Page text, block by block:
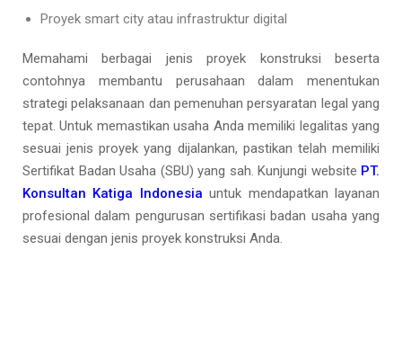
Proyek smart city atau infrastruktur digital
Memahami berbagai jenis proyek konstruksi beserta
contohnya membantu perusahaan dalam menentukan
strategi pelaksanaan dan pemenuhan persyaratan legal yang
tepat. Untuk memastikan usaha Anda memiliki legalitas yang
sesuai jenis proyek yang dijalankan, pastikan telah memiliki
Sertifikat Badan Usaha (SBU) yang sah. Kunjungi website PT.
Konsultan Katiga Indonesia untuk mendapatkan layanan
profesional dalam pengurusan sertifikasi badan usaha yang
sesuai dengan jenis proyek konstruksi Anda.